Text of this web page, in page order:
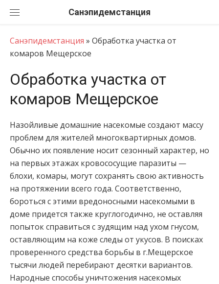
Санэпидемстанция
Санэпидемстанция » Обработка участка от
комаров Мещерское
Обработка участка от
комаров Мещерское
Назойливые домашние насекомые создают массу
проблем для жителей многоквартирных домов.
Обычно их появление носит сезонный характер, но
на первых этажах кровососущие паразиты —
блохи, комары, могут сохранять свою активность
на протяжении всего года. Соответственно,
бороться с этими вредоносными насекомыми в
доме придется также круглогодично, не оставляя
попыток справиться с зудящим над ухом гнусом,
оставляющим на коже следы от укусов. В поисках
проверенного средства борьбы в г.Мещерское
тысячи людей перебирают десятки вариантов.
Народные способы уничтожения насекомых